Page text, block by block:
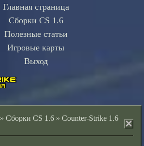
Главная страница
Сборки CS 1.6
Полезные статьи
Игровые карты
Выход
»Сборки CS 1.6 »Counter-Strike 1.6